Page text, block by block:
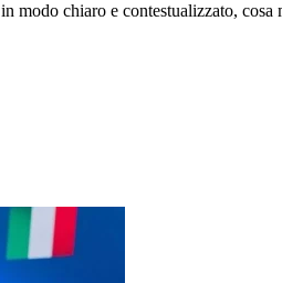
modo chiaro e contestualizzato,